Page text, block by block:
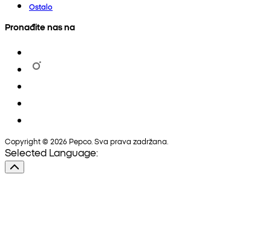
Ostalo
Pronađite nas na
Copyright © 2026 Pepco. Sva prava zadržana.
Selected Language: